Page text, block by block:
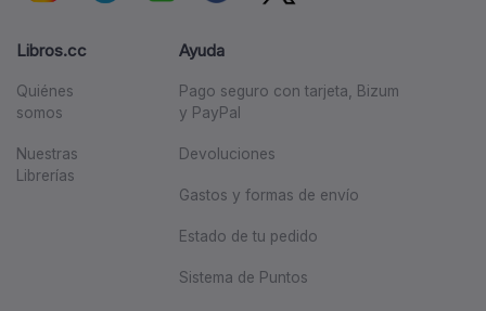
Libros.cc
Quiénes
somos
Nuestras
Librerías
Ayuda
Pago seguro con tarjeta, Bizum
y PayPal
Devoluciones
Gastos y formas de envío
Estado de tu pedido
Sistema de Puntos